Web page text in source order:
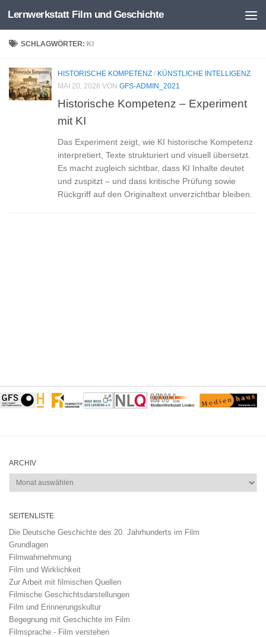
Zum Inhalt springen
Lernwerkstatt Film und Geschichte
SCHLAGWÖRTER: KI
HISTORISCHE KOMPETENZ / KÜNSTLICHE INTELLIGENZ
MAI 20, 2026 VON GFS-ADMIN_2021
Historische Kompetenz – Experiment
mit KI
Das Experiment zeigt, wie KI historische Kompetenz
interpretiert, Texte strukturiert und visuell übersetzt.
Es macht zugleich sichtbar, dass KI Inhalte deutet
und zuspitzt – und dass kritische Prüfung sowie
Rückgriff auf den Originaltext unverzichtbar bleiben.
ARCHIV
Archiv
SEITENLISTE
Die Deutsche Geschichte des 20. Jahrhunderts im Film
Grundlagen
Filmwahrnehmung
Film und Wirklichkeit
Zur Arbeit mit filmischen Quellen
Filmische Geschichtsdarstellungen
Film und Erinnerungskultur
Begegnung mit Geschichte im Film
Filmsprache - Film verstehen